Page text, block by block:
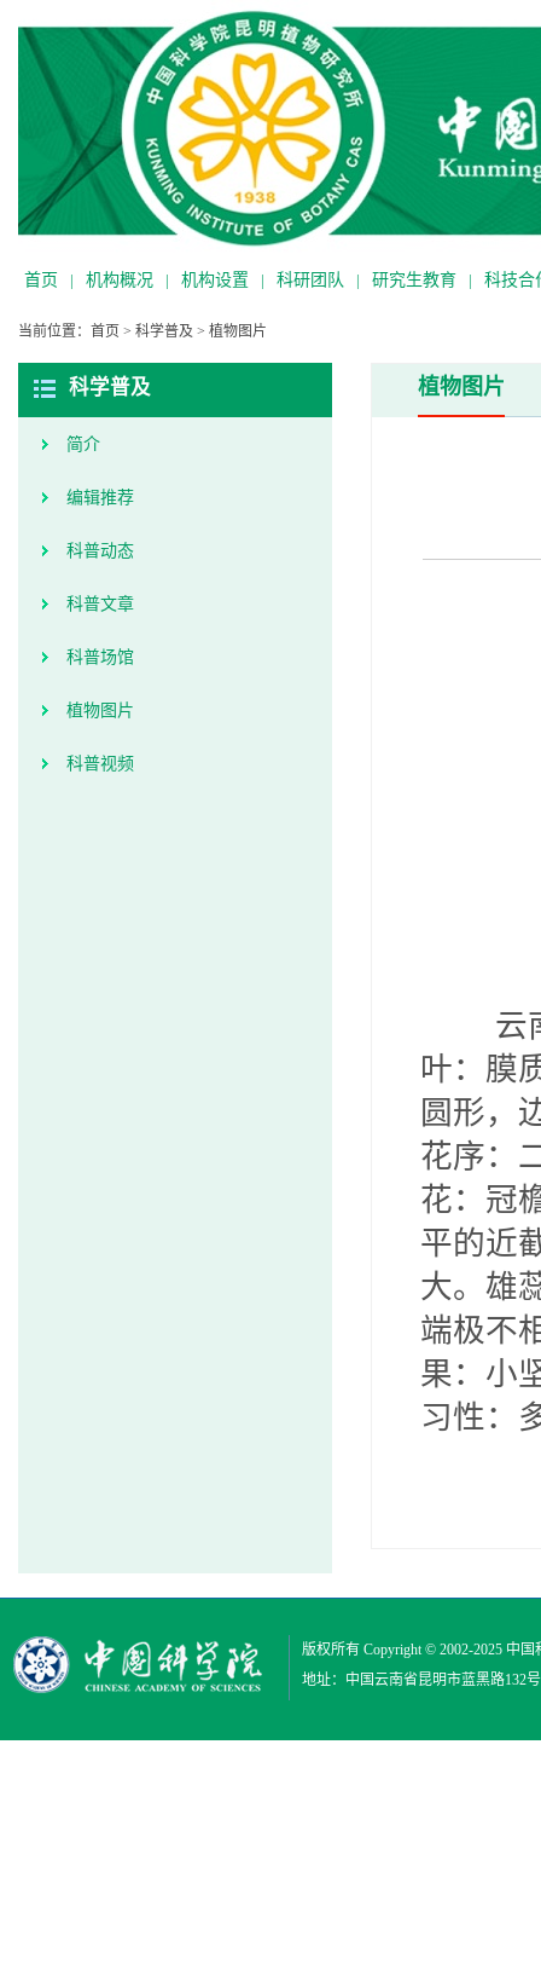
首页 | 机构概况 | 机构设置 | 科研团队 | 研究生教育 | 科技合
当前位置： 首页 > 科学普及 > 植物图片
科学普及
简介
编辑推荐
科普动态
科普文章
科普场馆
植物图片
科普视频
植物图片
云
叶：膜
圆形，
花序：
花：冠
平的近
大。雄
端极不
果：小
习性：
版权所有 Copyright © 2002-2025 中国
地址：中国云南省昆明市蓝黑路